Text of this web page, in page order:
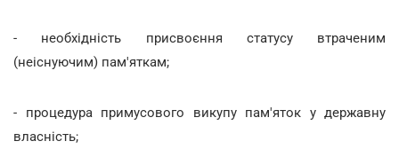
- необхідність присвоєння статусу втраченим
(неіснуючим) пам'яткам;
- процедура примусового викупу пам'яток у державну
власність;